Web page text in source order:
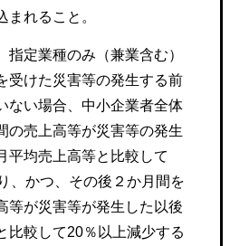
まれること。
指定業種のみ（兼業含む）
受けた災害等の発生する前
ない場合、中小企業者全体
の売上高等が災害等の発生
平均売上高等と比較して
、かつ、その後２か月間を
等が災害等が発生した以後
比較して20％以上減少する